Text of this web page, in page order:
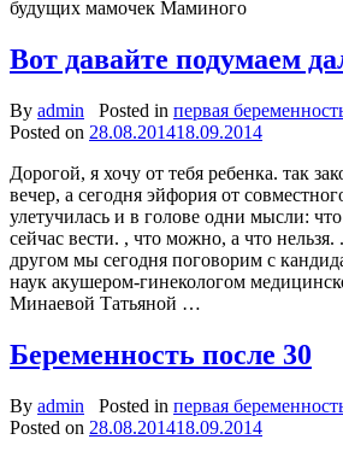
будущих мамочек Маминого
Вот давайте подумаем
By admin Posted in первая
Posted on 28.08.201418.09.2014
Дорогой, я хочу от тебя ребенка. так
вечер, а сегодня эйфория от
улетучилась и в голове одни мысли: что
сейчас вести. , что можно, а что
другом мы сегодня поговорим с
наук акушером-гинекологом
Минаевой Татьяной …
Беременность после 30
By admin Posted in первая
Posted on 28.08.201418.09.2014